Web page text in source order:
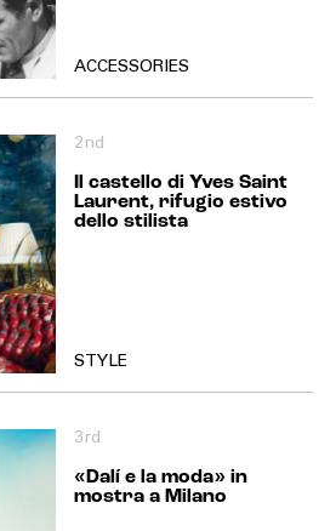
ACCESSORIES
2nd
Il castello di Yves Saint
Laurent, rifugio estivo
dello stilista
STYLE
3rd
«Dalí e la moda» in
mostra a Milano